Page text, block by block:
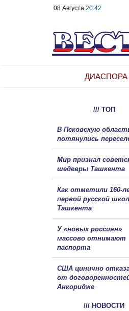
08 Августа 20:42
ДИАСПОРА
/// ТОП
В Псковскую
потянулись
Мир признал
шедевры Ташкента
Как отметили 160-
первой русской
Ташкента
У «новых россиян»
массово отнимают
паспорта
США цинично
от
Анкоридже
/// НОВОСТИ